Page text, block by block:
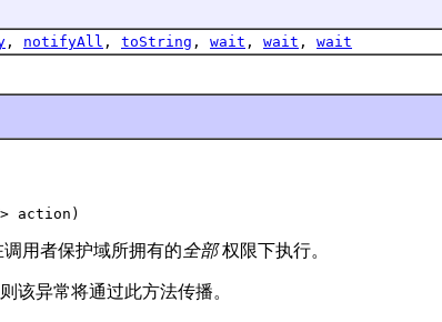
, notifyAll , toString , wait , wait , wait
action)
调用者保护域所拥有的全部权限下执行。
该异常将通过此方法传播。